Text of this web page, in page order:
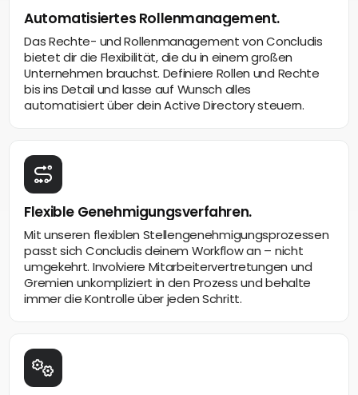
Automatisiertes Rollenmanagement.
Das Rechte- und Rollenmanagement von Concludis
bietet dir die Flexibilität, die du in einem großen
Unternehmen brauchst. Definiere Rollen und Rechte
bis ins Detail und lasse auf Wunsch alles
automatisiert über dein Active Directory steuern.
Flexible Genehmigungsverfahren.
Mit unseren flexiblen Stellengenehmigungsprozessen
passt sich Concludis deinem Workflow an – nicht
umgekehrt. Involviere Mitarbeitervertretungen und
Gremien unkompliziert in den Prozess und behalte
immer die Kontrolle über jeden Schritt.